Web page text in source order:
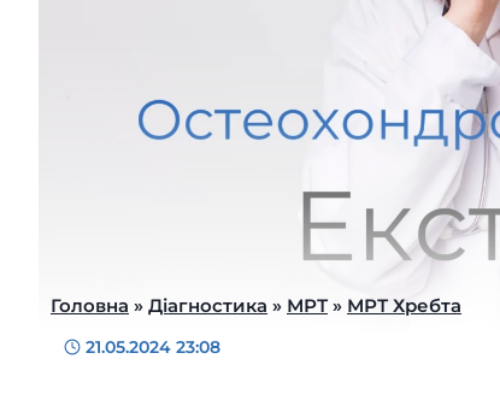
Головна » Діагностика » МРТ » МРТ Хребта
21.05.2024 23:08